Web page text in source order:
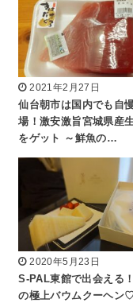
2021年2月27日
仙台朝市は国内でも自
場！激安激旨宮城県産
をゲット ～鮮魚の…
2020年5月23日
S-PAL東館で出会える
の極上バウムクーヘン